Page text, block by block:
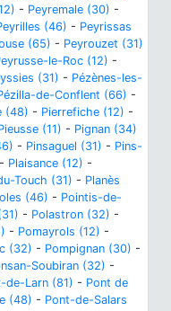
- Peyremale (30) -
(46) - Peyrissas
(65) - Peyrouzet (31)
le-Roc (12) -
(31) - Pézènes-les-
de-Conflent (66) -
(48) - Pierrefiche (12) -
(11) - Pignan (34)
- Pinsaguel (31) - Pins-
- Plaisance (12) -
Touch (31) - Planès
(46) - Pointis-de-
- Polastron (32) -
- Pomayrols (12) -
(32) - Pompignan (30) -
Soubiran (32) -
de-Larn (81) - Pont de
(48) - Pont-de-Salars